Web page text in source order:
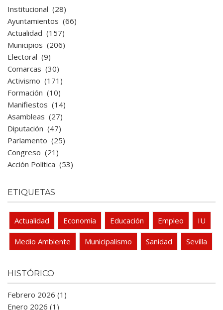
Institucional (28)
Ayuntamientos (66)
Actualidad (157)
Municipios (206)
Electoral (9)
Comarcas (30)
Activismo (171)
Formación (10)
Manifiestos (14)
Asambleas (27)
Diputación (47)
Parlamento (25)
Congreso (21)
Acción Política (53)
ETIQUETAS
Actualidad Economía Educación Empleo IU
Medio Ambiente Municipalismo Sanidad Sevilla
HISTÓRICO
Febrero 2026 (1)
Enero 2026 (1)